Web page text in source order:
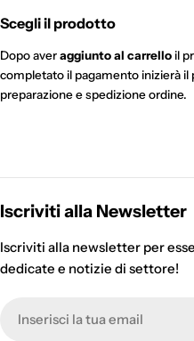
Scegli il prodotto
Dopo averaggiunto al carrello il
completato il pagamento inizierà il
preparazione e spedizione ordine.
Iscriviti alla Newsletter
Iscriviti alla newsletter per
dedicate e notizie di settore!
mail